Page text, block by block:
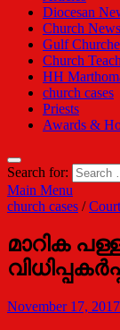
Diocesan
Church News
Gulf
Church
HH
church cases
Priests
Awards &
Search for:
Main Menu
church cases /
മാറിക
November 17, 2017